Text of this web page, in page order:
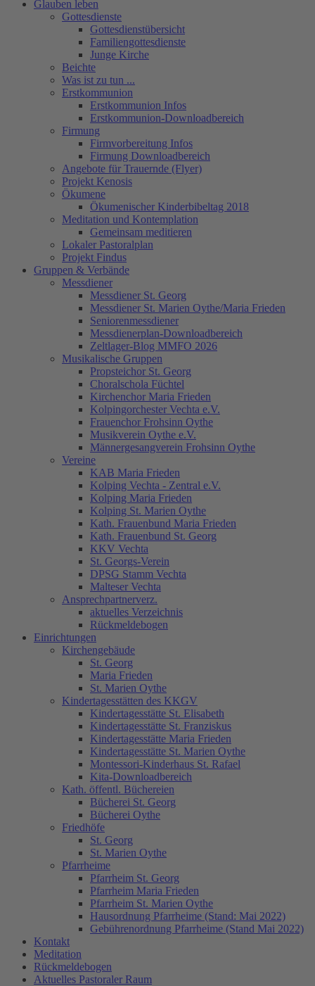
Glauben leben
Gottesdienste
Gottesdienstübersicht
Familiengottesdienste
Junge Kirche
Beichte
Was ist zu tun ...
Erstkommunion
Erstkommunion Infos
Erstkommunion-Downloadbereich
Firmung
Firmvorbereitung Infos
Firmung Downloadbereich
Angebote für Trauernde (Flyer)
Projekt Kenosis
Ökumene
Ökumenischer Kinderbibeltag 2018
Meditation und Kontemplation
Gemeinsam meditieren
Lokaler Pastoralplan
Projekt Findus
Gruppen & Verbände
Messdiener
Messdiener St. Georg
Messdiener St. Marien Oythe/Maria Frieden
Seniorenmessdiener
Messdienerplan-Downloadbereich
Zeltlager-Blog MMFO 2026
Musikalische Gruppen
Propsteichor St. Georg
Choralschola Füchtel
Kirchenchor Maria Frieden
Kolpingorchester Vechta e.V.
Frauenchor Frohsinn Oythe
Musikverein Oythe e.V.
Männergesangverein Frohsinn Oythe
Vereine
KAB Maria Frieden
Kolping Vechta - Zentral e.V.
Kolping Maria Frieden
Kolping St. Marien Oythe
Kath. Frauenbund Maria Frieden
Kath. Frauenbund St. Georg
KKV Vechta
St. Georgs-Verein
DPSG Stamm Vechta
Malteser Vechta
Ansprechpartnerverz.
aktuelles Verzeichnis
Rückmeldebogen
Einrichtungen
Kirchengebäude
St. Georg
Maria Frieden
St. Marien Oythe
Kindertagesstätten des KKGV
Kindertagesstätte St. Elisabeth
Kindertagesstätte St. Franziskus
Kindertagesstätte Maria Frieden
Kindertagesstätte St. Marien Oythe
Montessori-Kinderhaus St. Rafael
Kita-Downloadbereich
Kath. öffentl. Büchereien
Bücherei St. Georg
Bücherei Oythe
Friedhöfe
St. Georg
St. Marien Oythe
Pfarrheime
Pfarrheim St. Georg
Pfarrheim Maria Frieden
Pfarrheim St. Marien Oythe
Hausordnung Pfarrheime (Stand: Mai 2022)
Gebührenordnung Pfarrheime (Stand Mai 2022)
Kontakt
Meditation
Rückmeldebogen
Aktuelles Pastoraler Raum